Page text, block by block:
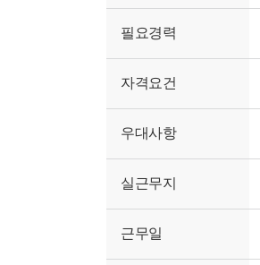
필요경력
자격요건
우대사항
실근무지
근무일